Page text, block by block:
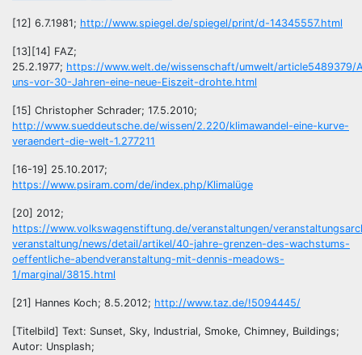
[12] 6.7.1981; http://www.spiegel.de/spiegel/print/d-14345557.html
[13][14] FAZ;
25.2.1977; https://www.welt.de/wissenschaft/umwelt/article5489379/
uns-vor-30-Jahren-eine-neue-Eiszeit-drohte.html
[15] Christopher Schrader; 17.5.2010;
http://www.sueddeutsche.de/wissen/2.220/klimawandel-eine-kurve-
veraendert-die-welt-1.277211
[16-19] 25.10.2017;
https://www.psiram.com/de/index.php/Klimalüge
[20] 2012;
https://www.volkswagenstiftung.de/veranstaltungen/
veranstaltung/news/detail/artikel/40-jahre-grenzen-des-wachstums-
oeffentliche-abendveranstaltung-mit-dennis-meadows-
1/marginal/3815.html
[21] Hannes Koch; 8.5.2012; http://www.taz.de/!5094445/
[Titelbild] Text: Sunset, Sky, Industrial, Smoke, Chimney, Buildings;
Autor: Unsplash;